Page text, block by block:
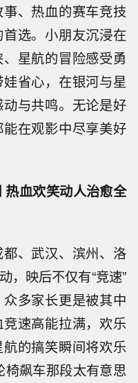
、热血的赛车竞技
选。小朋友沉浸在
星航的冒险感受勇
省心，在银河与星
与共鸣。无论是好
在观影中尽享美好
血欢笑动人治愈全
、武汉、滨州、洛
，映后不仅有“竞速”
多家长更是被其中
速高能拉满，欢乐
的搞笑瞬间将欢乐
椅飙车那段太有意思